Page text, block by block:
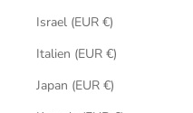
Israel (EUR €)
Italien (EUR €)
Japan (EUR €)